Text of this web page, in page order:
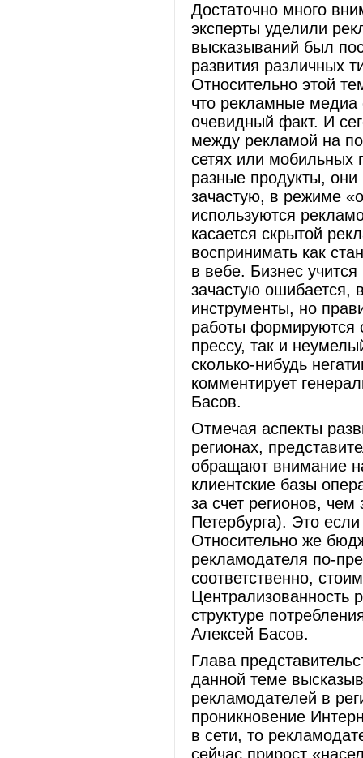
Достаточно много
эксперты уделили
высказываний был
развития различных
Относительно этой
что рекламные медиа
очевидный факт. И
между рекламой на
сетях или мобильных
разные продукты, они
зачастую, в режиме
используются
касается скрытой
воспринимать как
в вебе. Бизнес
зачастую ошибается,
инструменты, но
работы формируются
прессу, так и
сколько-нибудь
комментирует
Басов.
Отмечая аспекты
регионах,
обращают внимание
клиентские базы
за счет регионов,
Петербурга). Это
Относительно же
рекламодателя по-
соответственно,
Централизованность
структуре
Алексей Басов.
Глава
данной теме
рекламодателей в
проникновение
в сети, то
сейчас прирост